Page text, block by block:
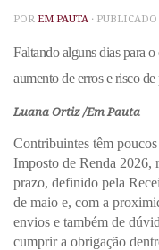
POR EM PAUTA ·
Faltando alguns dias para
aumento de erros e risco de
Luana Ortiz /Em Pauta
Contribuintes têm
Imposto de Renda 2026,
prazo, definido pela
de maio e, com a
envios e também de
cumprir a obrigação